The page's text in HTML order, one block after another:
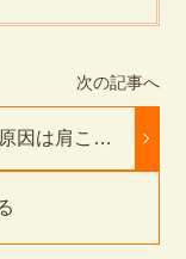
因は肩こ
接骨院・鍼